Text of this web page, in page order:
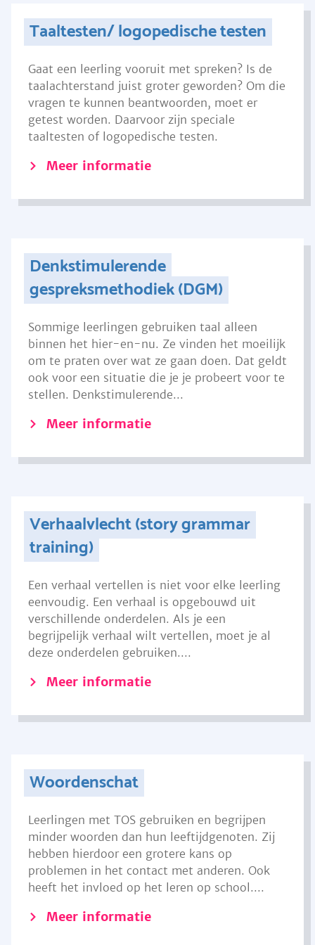
Taaltesten/ logopedische testen
Gaat een leerling vooruit met spreken? Is de
taalachterstand juist groter geworden? Om die
vragen te kunnen beantwoorden, moet er
getest worden. Daarvoor zijn speciale
taaltesten of logopedische testen.
Meer informatie
Denkstimulerende
gespreksmethodiek (DGM)
Sommige leerlingen gebruiken taal alleen
binnen het hier-en-nu. Ze vinden het moeilijk
om te praten over wat ze gaan doen. Dat geldt
ook voor een situatie die je je probeert voor te
stellen. Denkstimulerende...
Meer informatie
Verhaalvlecht (story grammar
training)
Een verhaal vertellen is niet voor elke leerling
eenvoudig. Een verhaal is opgebouwd uit
verschillende onderdelen. Als je een
begrijpelijk verhaal wilt vertellen, moet je al
deze onderdelen gebruiken....
Meer informatie
Woordenschat
Leerlingen met TOS gebruiken en begrijpen
minder woorden dan hun leeftijdgenoten. Zij
hebben hierdoor een grotere kans op
problemen in het contact met anderen. Ook
heeft het invloed op het leren op school....
Meer informatie